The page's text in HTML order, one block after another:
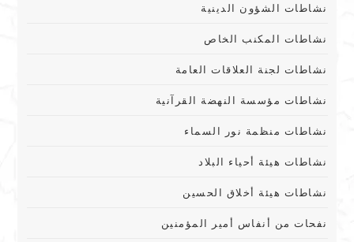
نشاطات الشؤون الدينية
نشاطات المكنب الخاص
نشاطات لجنة العلاقات العامة
نشاطات مؤسسة النهضة القرآنية
نشاطات منظمة نور السماء
نشاطات هيئة أحياء البلاد
نشاطات هيئة أخلاق الحسين
نفحات من أنفاس أمير المؤمنين